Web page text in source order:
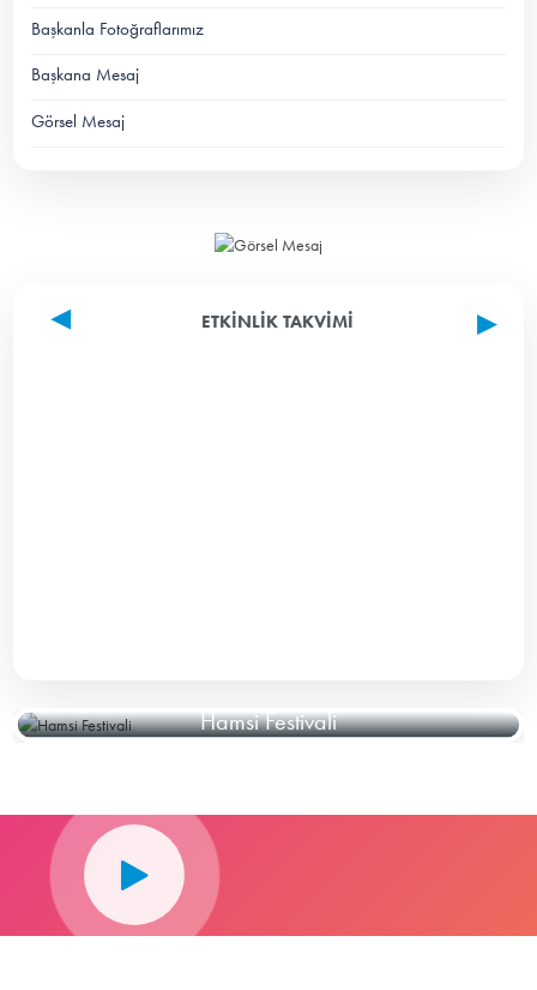
Başkanla Fotoğraflarımız
Başkana Mesaj
Görsel Mesaj
ETKINLIK TAKVIMI
Hamsi Festivali